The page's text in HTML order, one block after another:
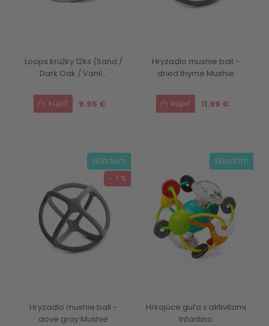
Loops krúžky 12ks (Sand /
Dark Oak / Vanil...
9.95 €
Hryzadlo mushie ball -
dried thyme Mushie
11.99 €
Hryzadlo mushie ball -
dove gray Mushie
skladom
- 7 %
Hrkajúce guľa s aktivitami
Infantino
skladom